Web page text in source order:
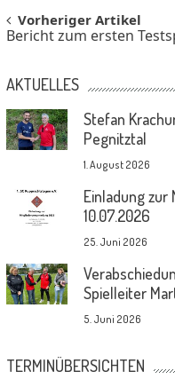
Post
Vorheriger Artikel
Bericht zum ersten
AKTUELLES
Stefan
Pegnitztal
1. August 2026
Einladung
10.07.2026
25. Juni 2026
Spielleiter
5. Juni 2026
TERMINÜBERSICHTEN